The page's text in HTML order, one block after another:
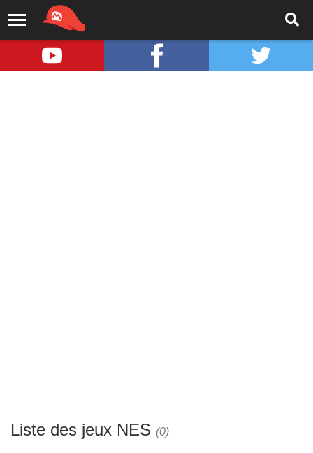
Liste des jeux NES (0)